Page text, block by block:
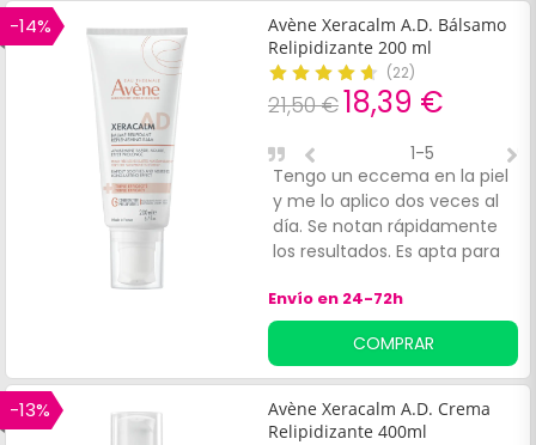
-14%
Avène Xeracalm A.D. Bálsamo
Relipidizante 200 ml
(22)
21,50 €18,39 €
Tengo un eccema en la piel
y me lo aplico dos veces al
día. Se notan rápidamente
los resultados. Es apta para
recomiendo.
1-5
Envío en 24-72h
COMPRAR
-13%
Avène Xeracalm A.D. Crema
Relipidizante 400ml